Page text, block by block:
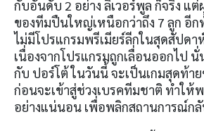
กับอันดับ 2 อย่าง ลิเวอร์พูล ก็จริง แต่
ของทีมปืนใหญ่เหนือกว่าถึง 7 ลูก อีก
ไม่มีโปรแกรมพรีเมียร์ลีกในสุดสัปด
เนื่องจากโปรแกรมถูกเลื่อนออกไป
กับ ปอร์โต้ ในวันนี้ จะเป็นเกมสุดท้า
ก่อนจะเข้าสู่ช่วงเบรคทีมชาติ ทำให้พ
อย่างแน่นอน เพื่อพลิกสถานการณ์กลั